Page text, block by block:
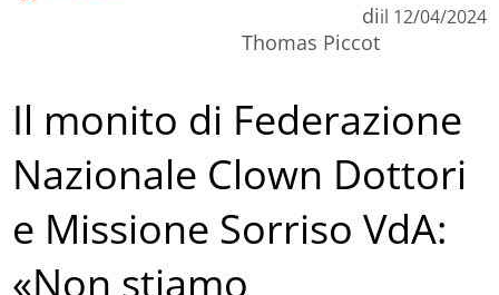
di
Thomas Piccot
il 12/04/2024
Il monito di Federazione
Nazionale Clown Dottori
e Missione Sorriso VdA:
«Non stiamo